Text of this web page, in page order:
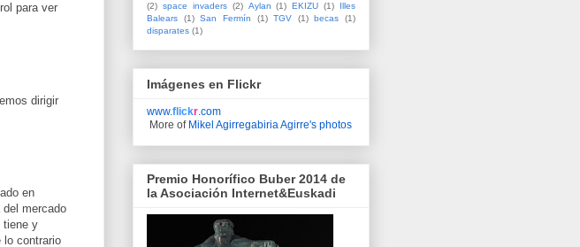
para ver
dirigir
en
mercado
tiene y
lo contrario
(2) space invaders (2) Aylan (1) EKIZU (1)
Illes
Balears
(1) San Fermín (1) TGV (1) becas
(1)
disparates (1)
Imágenes en Flickr
www.flickr .com
More of Mikel Agirregabiria Agirre's photos
Premio Honorífico Buber 2014 de
la Asociación Internet&Euskadi